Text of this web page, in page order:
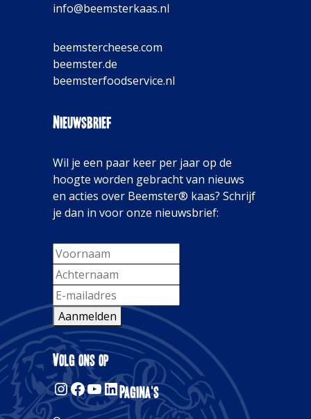
info@beemsterkaas.nl
beemstercheese.com
beemster.de
beemsterfoodservice.nl
Nieuwsbrief
Wil je een paar keer per jaar op de
hoogte worden gebracht van nieuws
en acties over Beemster® kaas? Schrijf
je dan in voor onze nieuwsbrief:
Aanmelden
Alternative:
Volg ons op
Instagram
Facebook
YouTube
LinkedIn
Pagina's